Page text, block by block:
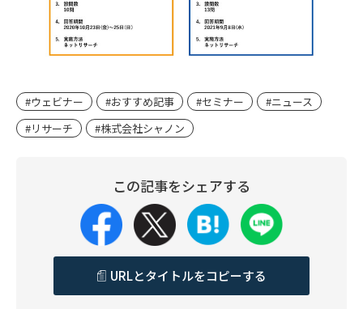
#ウェビナー #おすすめ記事 #セミナー
#ニュース
#リサーチ
#株式会社シャノン
この記事をシェアする
URLとタイトルをコピーする